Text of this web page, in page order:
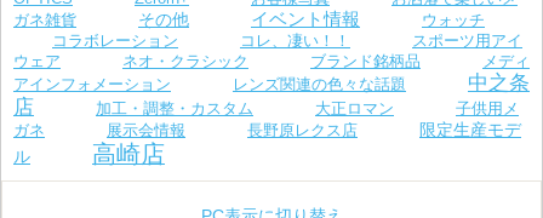
ガネ雑貨
その他 イベント情報
ウォッチ
コラボレーション
コレ、凄い！！
スポーツ用アイ
ウェア
ネオ・クラシック ブランド銘柄品
メディ
アインフォメーション
レンズ関連の色々な話題
中之条
店
加工・調整・カスタム 大正ロマン
子供用メ
ガネ
展示会情報 長野原レクス店
限定生産モデ
ル
高崎店